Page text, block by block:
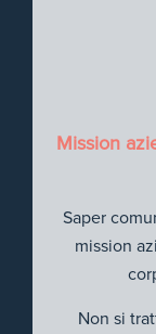
Mission
Saper
mission
Non si